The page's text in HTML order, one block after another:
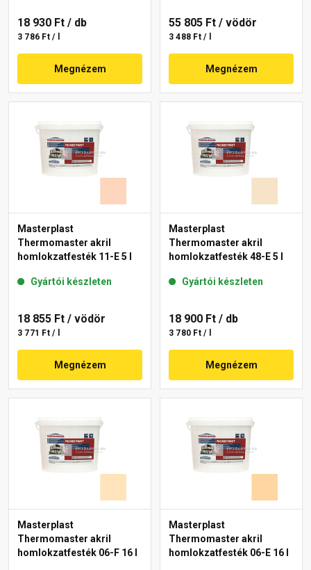
18 930 Ft / db
3 786 Ft / l
Megnézem
55 805 Ft / vödör
3 488 Ft / l
Megnézem
Masterplast
Thermomaster akril
homlokzatfesték 11-E 5 l
Gyártói készleten
18 855 Ft / vödör
3 771 Ft / l
Megnézem
Masterplast
Thermomaster akril
homlokzatfesték 48-E 5 l
Gyártói készleten
18 900 Ft / db
3 780 Ft / l
Megnézem
Masterplast
Thermomaster akril
homlokzatfesték 06-F 16 l
Masterplast
Thermomaster akril
homlokzatfesték 06-E 16 l